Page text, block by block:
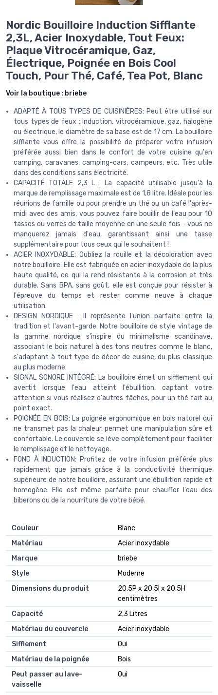
Nordic Bouilloire Induction Sifflante
2,3L, Acier Inoxydable, Tout Feux:
Plaque Vitrocéramique, Gaz,
Électrique, Poignée en Bois Cool
Touch, Pour Thé, Café, Tea Pot, Blanc
Voir la boutique : briebe
ADAPTÉ À TOUS TYPES DE CUISINIÈRES: Peut être utilisé sur
tous types de feux : induction, vitrocéramique, gaz, halogène
ou électrique, le diamètre de sa base est de 17 cm. La bouilloire
sifflante vous offre la possibilité de préparer votre infusion
préférée aussi bien dans le confort de votre cuisine qu'en
camping, caravanes, camping-cars, campeurs, etc. Très utile
dans des conditions sans électricité.
CAPACITÉ TOTALE 2,3 L : La capacité utilisable jusqu'à la
marque de remplissage maximale est de 1,8 litre. Idéale pour les
réunions de famille ou pour prendre un thé ou un café l'après-
midi avec des amis, vous pouvez faire bouillir de l'eau pour 10
tasses ou verres de taille moyenne en une seule fois - vous ne
manquerez jamais d'eau, garantissant ainsi une tasse
supplémentaire pour tous ceux qui le souhaitent !
ACIER INOXYDABLE: Oubliez la rouille et la décoloration avec
notre bouilloire. Elle est fabriquée en acier inoxydable de la plus
haute qualité, ce qui la rend résistante à la corrosion et très
durable. Sans BPA, sans goût, elle est conçue pour résister à
l'épreuve du temps et rester comme neuve à chaque
utilisation.
DESIGN NORDIQUE : Il représente l'union parfaite entre la
tradition et l'avant-garde. Notre bouilloire de style vintage de
la gamme nordique s'inspire du minimalisme scandinave,
associant le bois naturel à des tons neutres comme le blanc,
s'adaptant à tout type de décor de cuisine, du plus classique
au plus moderne.
SIGNAL SONORE INTÉGRÉ: La bouilloire émet un sifflement qui
avertit lorsque l'eau atteint l'ébullition, captant votre
attention si vous réalisez d'autres tâches, pour un thé fait au
point exact.
POIGNÉE EN BOIS: La poignée ergonomique en bois naturel qui
ne transmet pas la chaleur, permet une manipulation sûre et
confortable. Le couvercle se lève complètement pour faciliter
le remplissage et le nettoyage.
FOND À INDUCTION: Profitez de votre infusion préférée plus
rapidement que jamais grâce à la conductivité thermique
supérieure de notre bouilloire, assurant une ébullition rapide et
homogène. Elle est même parfaite pour chauffer l'eau des
biberons ou de la nourriture de votre bébé.
Couleur
Blanc
Matériau
Acier inoxydable
Marque
briebe
Style
Moderne
Dimensions du produit
20,5P x 20,5l x 20,5H
centimètres
Capacité
2,3 Litres
Matériau du couvercle
Acier inoxydable
Sifflement
Oui
Matériau de la poignée
Bois
Peut passer au lave-
vaisselle
Oui